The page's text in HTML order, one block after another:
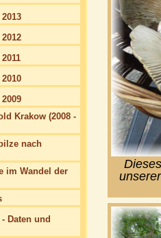
Krakow (2008 -
nach
im Wandel der
Daten und